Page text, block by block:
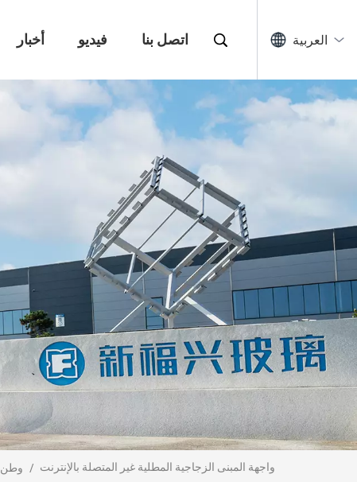
أخبار فيديو اتصل بنا العربية
وطن / واجهة المبنى الزجاجية المطلية غير المتصلة بالإنترنت